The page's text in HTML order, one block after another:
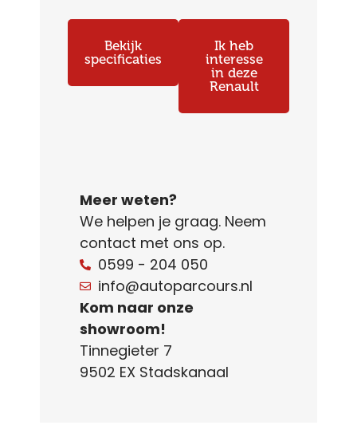
Bekijk
specificaties
Ik heb
interesse
in deze
Renault
Meer weten?
We helpen je graag. Neem
contact met ons op.
0599 - 204 050
info@autoparcours.nl
Kom naar onze
showroom!
Tinnegieter 7
9502 EX Stadskanaal